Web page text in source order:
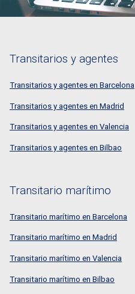
Transitarios y agentes
Transitarios y agentes en Barcelona
Transitarios y agentes en Madrid
Transitarios y agentes en Valencia
Transitarios y agentes en Bilbao
Transitario marítimo
Transitario marítimo en Barcelona
Transitario marítimo en Madrid
Transitario marítimo en Valencia
Transitario marítimo en Bilbao